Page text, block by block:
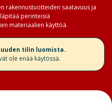
rakennustuotteiden saatavuus ja
perinteisiä
materiaalien käyttöä.
tilin luomista.
ole enää käytössä.